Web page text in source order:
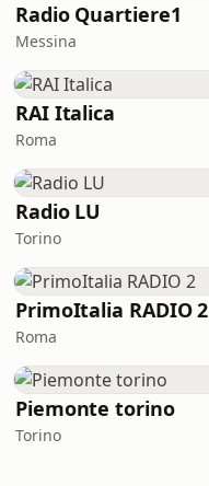
Radio Quartiere1
Messina
RAI Italica
Roma
Radio LU
Torino
PrimoItalia RADIO 2
Roma
Piemonte torino
Torino